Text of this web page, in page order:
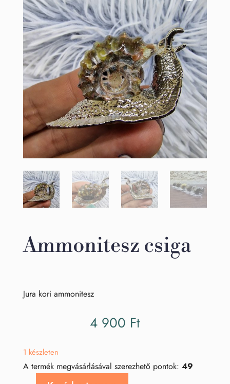
Ammonitesz csiga
Jura kori ammonitesz
4 900 Ft
1 készleten
A termék megvásárlásával szerezhető pontok: 49